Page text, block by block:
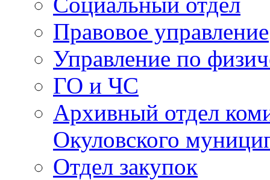
Правовое управление
Управление по
ГО и ЧС
Архивный отдел
Окуловского
Отдел закупок